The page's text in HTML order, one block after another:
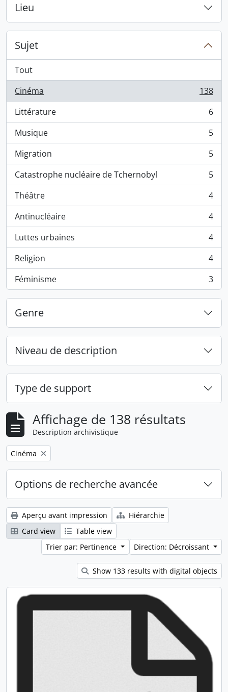
Lieu
Sujet
Tout
Cinéma
, 138 résultats
138
Littérature
, 6 résultats
6
Musique
, 5 résultats
5
Migration
, 5 résultats
5
Catastrophe nucléaire de Tchernobyl
, 5 résultats
5
Théâtre
, 4 résultats
4
Antinucléaire
, 4 résultats
4
Luttes urbaines
, 4 résultats
4
Religion
, 4 résultats
4
Féminisme
, 3 résultats 3
Genre
Niveau de description
Type de support
Affichage de 138 résultats
Description archivistique
Remove filter:
Cinéma
Options de recherche avancée
Aperçu avant impression
Hiérarchie
Card view
Table view
Trier par: Pertinence
Direction: Décroissant
Show 133 results with digital objects